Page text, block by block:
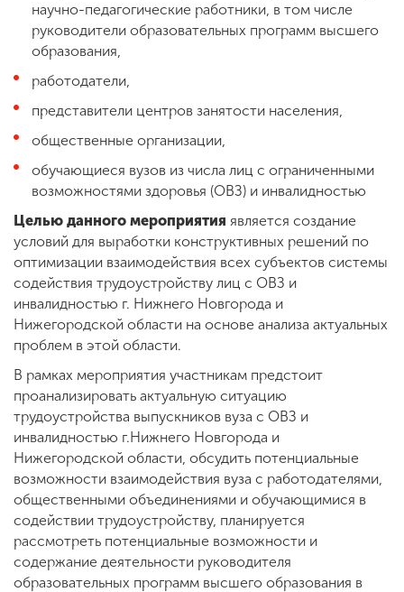
научно-педагогические работники, в том числе
руководители образовательных программ высшего
образования,
работодатели,
представители центров занятости населения,
общественные организации,
обучающиеся вузов из числа лиц с ограниченными
возможностями здоровья (ОВЗ) и инвалидностью
Целью данного мероприятия является создание
условий для выработки конструктивных решений по
оптимизации взаимодействия всех субъектов системы
содействия трудоустройству лиц с ОВЗ и
инвалидностью г. Нижнего Новгорода и
Нижегородской области на основе анализа актуальных
проблем в этой области.
В рамках мероприятия участникам предстоит
проанализировать актуальную ситуацию
трудоустройства выпускников вуза с ОВЗ и
инвалидностью г.Нижнего Новгорода и
Нижегородской области, обсудить потенциальные
возможности взаимодействия вуза с работодателями,
общественными объединениями и обучающимися в
содействии трудоустройству, планируется
рассмотреть потенциальные возможности и
содержание деятельности руководителя
образовательных программ высшего образования в